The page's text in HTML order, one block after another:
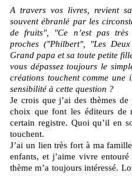
A travers vos livres, revient
souvent ébranlé par les
de fruits", "Ce n’est pas très
proches ("Philbert", "Les
Grand papa et sa toute petite
vous dépassez toujours le
créations touchent comme une
sensibilité à cette question ?
Je crois que j’ai des thèmes
choix que font les éditeurs de
certain registre. Quoi qu’il en
touchent.
J’ai un lien très fort à ma
enfants, et j’aime vivre
thème m’a toujours intéressé.